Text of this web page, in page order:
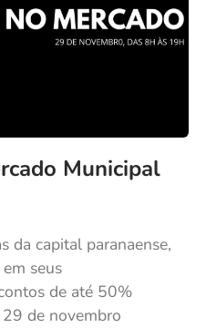
Municipal
da capital paranaense,
seus
de até 50%
de novembro